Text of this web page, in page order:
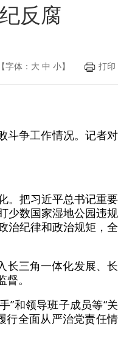
反腐
【字体： 大 中 小】 打印
斗争工作情况。记者对
。把习近平总书记重要
少数国家湿地公园违规
治纪律和政治规矩，全
长三角一体化发展、长
。
”和领导班子成员等“关
行全面从严治党责任情